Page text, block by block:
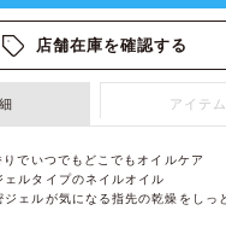
店舗在庫を確認する
アイテ
でいつでもどこでもオイルケア
ルタイプのネイルオイル
ェルが気になる指先の乾燥をしっ